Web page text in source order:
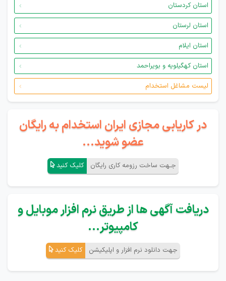
استان کردستان
استان لرستان
استان ایلام
استان کهگیلویه و بویراحمد
لیست مشاغل استخدام
در کاریابی مجازی ایران استخدام به رایگان
عضو شوید...
جـهت ساخت رزومه کاری رایگان کلیک کنید
دریافت آگهی ها از طریق نرم افزار موبایل و
کامپیوتر...
جهت دانلود نرم افزار و اپلیکیشن کلیک کنید